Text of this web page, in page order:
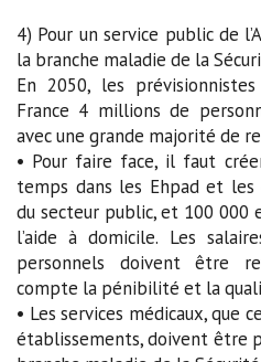
4) Pour un service public de
la branche maladie de la
En 2050, les
France 4 millions de
avec une grande majorité de
• Pour faire face, il faut
temps dans les Ehpad et les
du secteur public, et 100
l’aide à domicile. Les
personnels doivent être
compte la pénibilité et la
• Les services médicaux, que
établissements, doivent être